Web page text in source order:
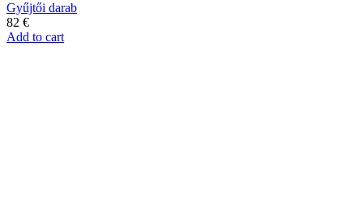
Gyűjtői darab
82 €
Add to cart